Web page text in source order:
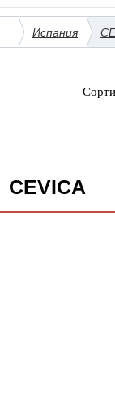
Испания
CEVICA